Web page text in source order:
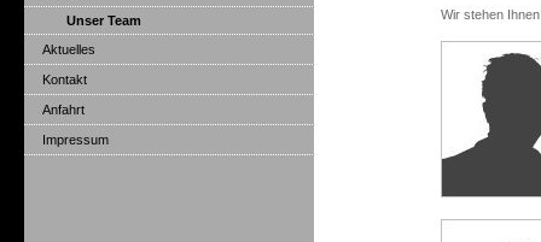
Wir stehen
Unser Team
Aktuelles
Kontakt
Anfahrt
Impressum